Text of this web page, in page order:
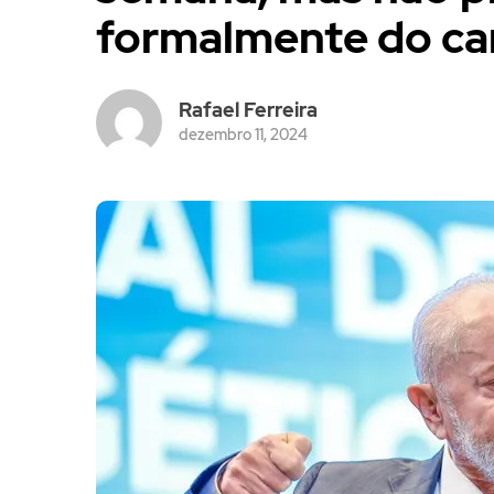
formalmente do
Rafael Ferreira
dezembro 11, 2024